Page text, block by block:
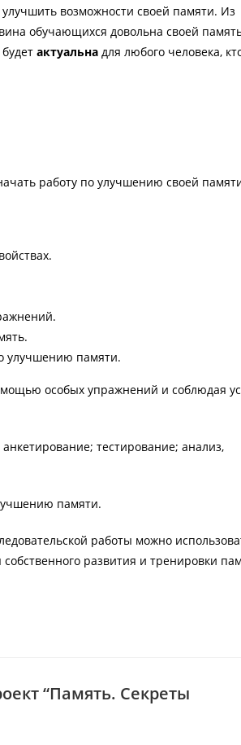
возможности своей памяти. Из
обучающихся довольна своей
актуальна для любого человека,
работу по улучшению своей
улучшению памяти.
особых упражнений и соблюдая
тестирование; анализ,
памяти.
работы можно
развития и тренировки
“Память. Секреты